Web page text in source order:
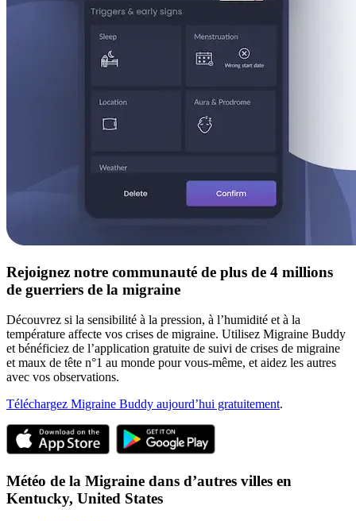
Rejoignez notre communauté de plus de 4 millions
de guerriers de la migraine
Découvrez si la sensibilité à la pression, à l’humidité et à la
température affecte vos crises de migraine. Utilisez Migraine Buddy
et bénéficiez de l’application gratuite de suivi de crises de migraine
et maux de tête n°1 au monde pour vous-même, et aidez les autres
avec vos observations.
Téléchargez Migraine Buddy aujourd’hui gratuitement.
Météo de la Migraine dans d’autres villes en
Kentucky, United States